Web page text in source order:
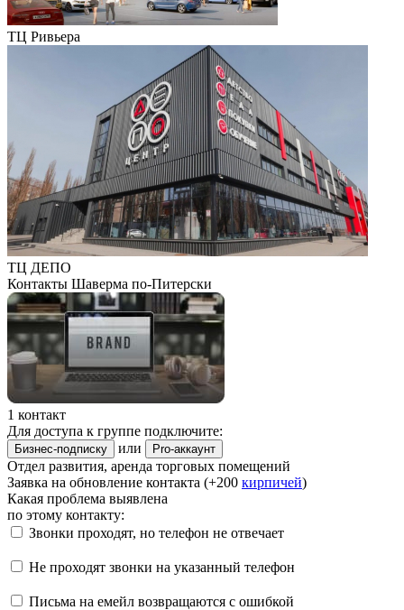
ТЦ Ривьера
ТЦ ДЕПО
Контакты Шаверма по-Питерски
1 контакт
Для доступа к группе подключите:
Бизнес-подписку или Pro-аккаунт
Отдел развития, аренда торговых помещений
Заявка на обновление контакта (+200 кирпичей)
Какая проблема выявлена
по этому контакту:
Звонки проходят, но телефон не отвечает
Не проходят звонки на указанный телефон
Письма на емейл возвращаются с ошибкой